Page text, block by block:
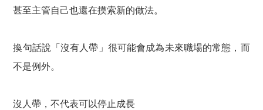
甚至主管自己也還在摸索新的做法。
換句話說「沒有人帶」很可能會成為未來職場的常態，而
不是例外。
沒人帶，不代表可以停止成長